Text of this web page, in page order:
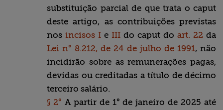
substituição parcial de que trata o caput
deste artigo, as contribuições previstas
nos incisos I e III do caput do art. 22 da
Lei n° 8.212, de 24 de julho de 1991, não
incidirão sobre as remunerações pagas,
devidas ou creditadas a título de décimo
terceiro salário.
§ 2° A partir de 1° de janeiro de 2025 até